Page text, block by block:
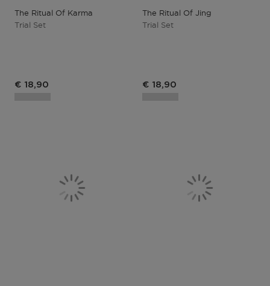
The Ritual Of Karma
Trial Set
€ 18,90
The Ritual Of Jing
Trial Set
€ 18,90